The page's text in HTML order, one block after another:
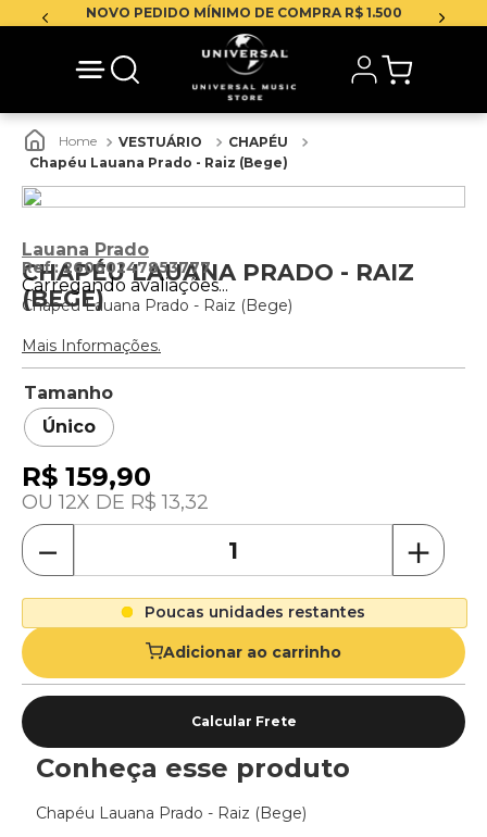
NOVO PEDIDO MÍNIMO DE COMPRA R$ 1.500
VESTUÁRIO
CHAPÉU
Chapéu Lauana Prado - Raiz (Bege)
Lauana Prado
CHAPÉU LAUANA PRADO - RAIZ
(BEGE)
:26060247853777
Carregando avaliações...
Chapéu Lauana Prado - Raiz (Bege)
Mais Informações.
Tamanho
Único
R$ 159,90
12 R$ 13,32
＋
－
Poucas unidades restantes
Adicionar ao carrinho
Conheça esse produto
Chapéu Lauana Prado - Raiz (Bege)